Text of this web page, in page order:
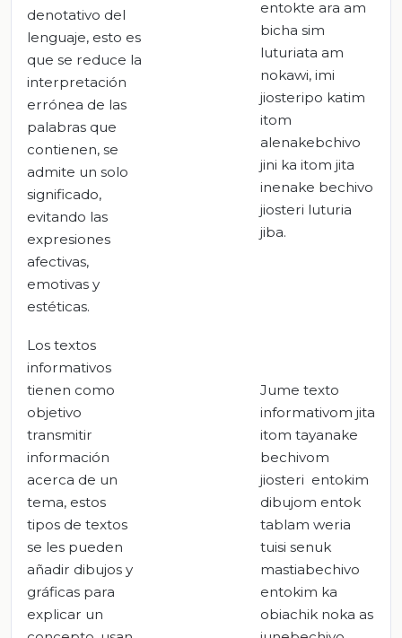
denotativo del
lenguaje, esto es
que se reduce la
interpretación
errónea de las
palabras que
contienen, se
admite un solo
significado,
evitando las
expresiones
afectivas,
emotivas y
estéticas.
entokte ara am
bicha sim
luturiata am
nokawi, imi
jiosteripo katim
itom
alenakebchivo
jini ka itom jita
inenake bechivo
jiosteri luturia
jiba.
Los textos
informativos
tienen como
objetivo
transmitir
información
acerca de un
tema, estos
tipos de textos
se les pueden
añadir dibujos y
gráficas para
explicar un
Jume texto
informativom jita
itom tayanake
bechivom
jiosteri entokim
dibujom entok
tablam weria
tuisi senuk
mastiabechivo
entokim ka
obiachik noka as